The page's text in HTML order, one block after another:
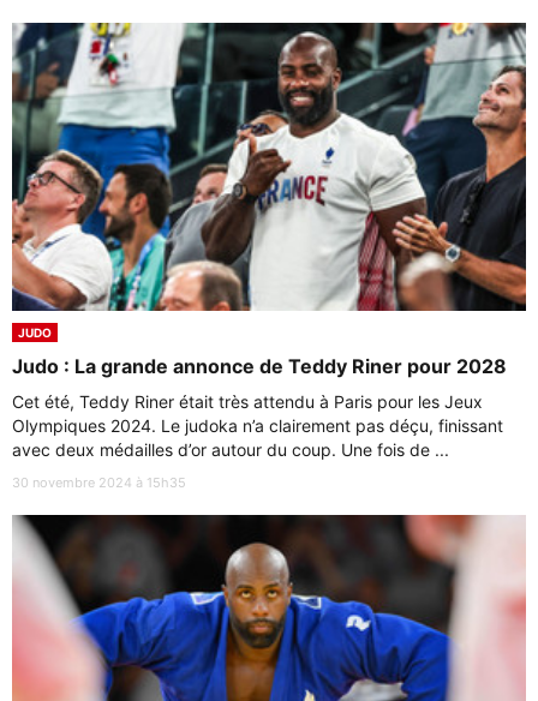
JUDO
Judo : La grande annonce de Teddy Riner pour 2028
Cet été, Teddy Riner était très attendu à Paris pour les Jeux
Olympiques 2024. Le judoka n’a clairement pas déçu, finissant
avec deux médailles d’or autour du coup. Une fois de ...
30 novembre 2024 à 15h35